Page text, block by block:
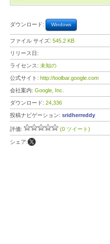
ダウンロード: Windows
ファイル サイズ: 545.2 KB
リリース日:
ライセンス: 未知の
公式サイト: http://toolbar.google.com
会社案内: Google, Inc.
ダウンロード: 24,336
投稿ナビゲーション: sridherreddy
評価: (0 ツイート)
シェア: